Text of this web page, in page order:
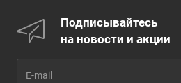
Подписывайтесь
на новости и акции